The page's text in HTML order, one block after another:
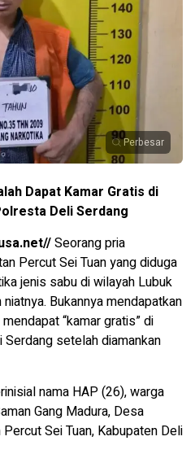
Perbesar
Dapat Kamar Gratis di
Deli Serdang
Seorang pria
Percut Sei Tuan yang diduga
jenis sabu di wilayah Lubuk
Bukannya mendapatkan
“kamar gratis” di
setelah diamankan
nama HAP (26), warga
Gang Madura, Desa
Sei Tuan, Kabupaten Deli